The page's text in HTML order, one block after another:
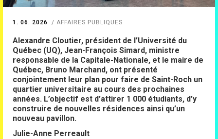
1. 06. 2026 AFFAIRES PUBLIQUES
Alexandre Cloutier, président de l’Université du
Québec (UQ), Jean-François Simard, ministre
responsable de la Capitale-Nationale, et le maire de
Québec, Bruno Marchand, ont présenté
conjointement leur plan pour faire de Saint-Roch un
quartier universitaire au cours des prochaines
années. L’objectif est d’attirer 1 000 étudiants, d’y
construire de nouvelles résidences ainsi qu’un
nouveau pavillon.
Julie-Anne Perreault